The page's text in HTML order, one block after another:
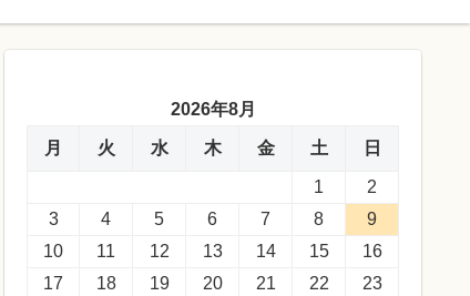
2026年8月
月 火 水 木 金 土 日
1
2
3
4 5 6 7 8
9
10
11 12 13 14 15
16
17
18 19 20 21 22
23